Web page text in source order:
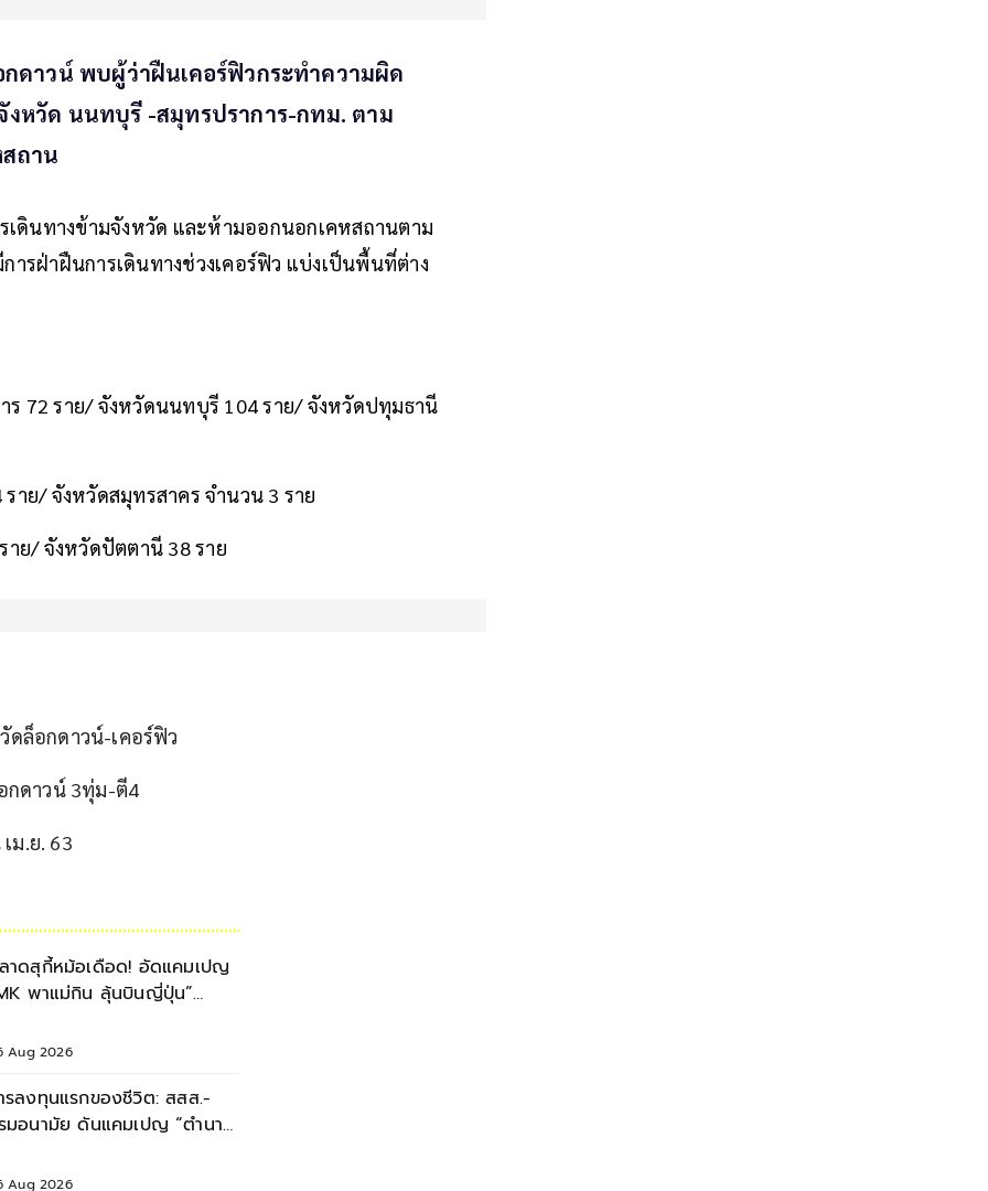
าวน์ พบผู้ว่าฝืนเคอร์ฟิวกระทำความผิด
งหวัด นนทบุรี -สมุทรปราการ-กทม. ตาม
ถาน
ดินทางข้ามจังหวัด และห้ามออกนอกเคหสถานตาม
รฝ่าฝืนการเดินทางช่วงเคอร์ฟิว แบ่งเป็นพื้นที่ต่าง
ร 72 ราย/ จังหวัดนนทบุรี 104 ราย/ จังหวัดปทุมธานี
าย/ จังหวัดสมุทรสาคร จำนวน 3 ราย
าย/ จังหวัดปัตตานี 38 ราย
ดล็อกดาวน์-เคอร์ฟิว
กดาวน์ 3ทุ่ม-ตี4
ม.ย. 63
าดสุกี้หม้อเดือด! อัดแคมเปญ
พาแม่กิน ลุ้นบินญี่ปุ่น”
Aug 2026
รลงทุนแรกของชีวิต: สสส.-
มอนามัย ดันแคมเปญ “ตำนาน
ยืน
Aug 2026